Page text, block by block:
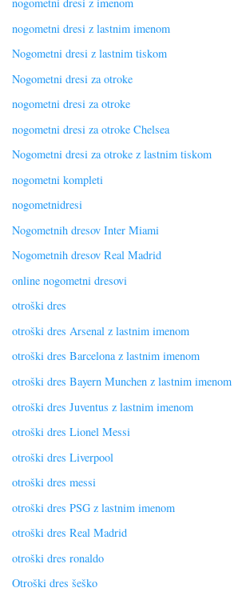
nogometni dresi z lastnim imenom
Nogometni dresi z lastnim tiskom
Nogometni dresi za otroke
nogometni dresi za otroke
nogometni dresi za otroke Chelsea
Nogometni dresi za otroke z lastnim tiskom
nogometni kompleti
nogometnidresi
Nogometnih dresov Inter Miami
Nogometnih dresov Real Madrid
online nogometni dresovi
otroški dres
otroški dres Arsenal z lastnim imenom
otroški dres Barcelona z lastnim imenom
otroški dres Bayern Munchen z lastnim imenom
otroški dres Juventus z lastnim imenom
otroški dres Lionel Messi
otroški dres Liverpool
otroški dres messi
otroški dres PSG z lastnim imenom
otroški dres Real Madrid
otroški dres ronaldo
Otroški dres šeško